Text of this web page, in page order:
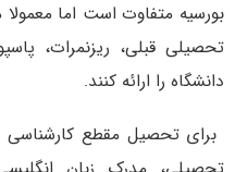
بورسیه متفاوت است اما معمولا
تحصیلی قبلی، ریزنمرات،
دانشگاه را ارائه کنند.